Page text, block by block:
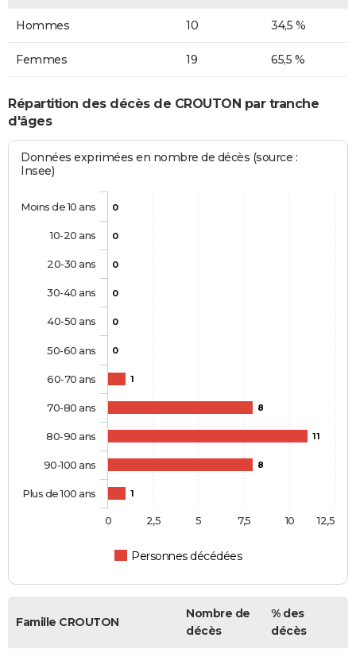
Hommes 10 34,5 %
Femmes 19 65,5 %
Répartition des décès de CROUTON par tranche
d'âges
Données exprimées en nombre de décès (source :
Insee)
0
0
0
0
0
0
1
8
11
8
1
Personnes décédées
Moins de 10 ans
10-20 ans
20-30 ans
30-40 ans
40-50 ans
50-60 ans
60-70 ans
70-80 ans
80-90 ans
90-100 ans
Plus de 100 ans
0 10
2,5 5 7,5 12,5
Famille CROUTON
Nombre de
décès
% des
décès